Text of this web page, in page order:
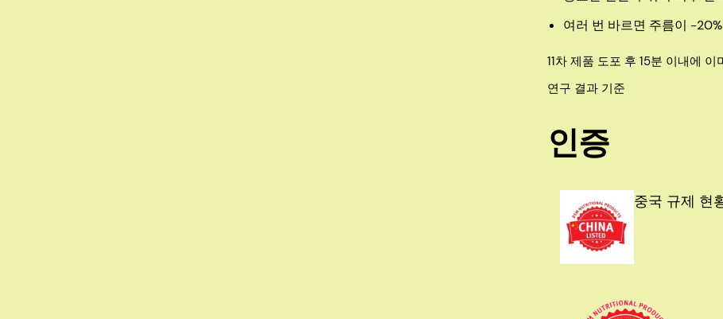
여러 번 바르면 주름이 -
11차 제품 도포 후 15분 이내에
연구 결과 기준
인증
중국 규제 현